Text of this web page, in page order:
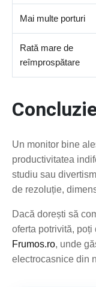
Mai multe porturi
Rată mare de
reîmprospătare
Un monitor bine
productivitatea
studiu sau
de rezoluție,
Dacă dorești să
oferta potrivită,
Frumos.ro, unde
electrocasnice din